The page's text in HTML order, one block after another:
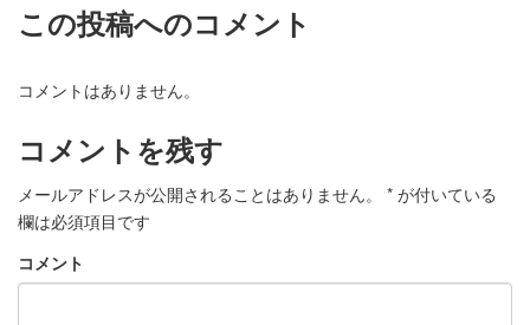
この投稿へのコメント
コメントはありません。
コメントを残す
メールアドレスが公開されることはありません。 * が付いている
欄は必須項目です
コメント